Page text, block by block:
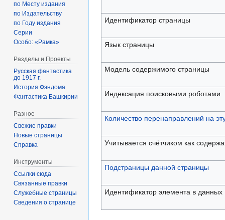
Идентификатор страницы
Язык страницы
Модель содержимого страницы
Индексация поисковыми роботами
Количество перенаправлений на
Учитывается счётчиком как
Подстраницы данной страницы
Идентификатор элемента в данных
по Месту издания
по Издательству
по Году издания
Серии
Особо: «Рамка»
Разделы и Проекты
Русская фантастика
до 1917 г.
История Фэндома
Фантастика Башкирии
Разное
Свежие правки
Новые страницы
Справка
Инструменты
Ссылки сюда
Связанные правки
Служебные страницы
Сведения о странице